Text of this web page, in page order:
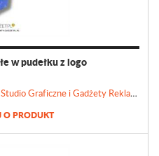
w pudełku z logo
Agencja Reklamowa "Gadżet PL" I Studio Graficzne i Gadżety Reklamowe
O PRODUKT